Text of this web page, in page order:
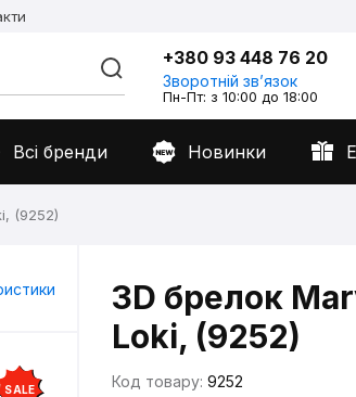
+380 93 448 76 20
Зворотній звʼязок
Пн-Пт: з 10:00 до 18:00
Всі бренди Новинки
(9252)
SALE
3D брелок
Loki, (9252)
Код товару: 9252